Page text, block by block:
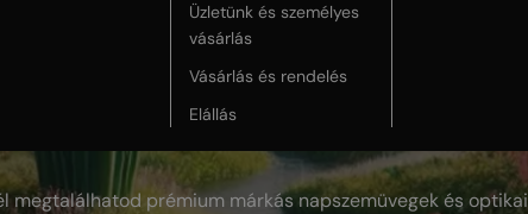
Üzletünk és személyes
vásárlás
Vásárlás és rendelés
Elállás
megtalálhatod prémium márkás napszemüvegek és optikai